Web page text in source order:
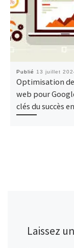
Publié 13 juillet
Optimisation
web pour
clés du succès
Laissez